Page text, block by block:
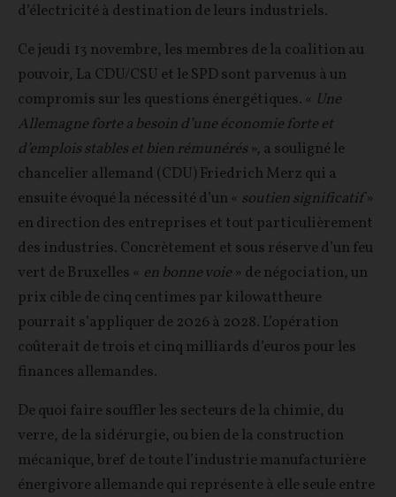
d’électricité à destination de leurs industriels.
Ce jeudi 13 novembre, les membres de la coalition au
pouvoir, La CDU/CSU et le SPD sont parvenus à un
compromis sur les questions énergétiques. « Une
Allemagne forte a besoin d’une économie forte et
d’emplois stables et bien rémunérés », a souligné le
chancelier allemand (CDU) Friedrich Merz qui a
ensuite évoqué la nécessité d’un « soutien significatif»
en direction des entreprises et tout particulièrement
des industries. Concrètement et sous réserve d’un feu
vert de Bruxelles « en bonne voie » de négociation, un
prix cible de cinq centimes par kilowattheure
pourrait s’appliquer de 2026 à 2028. L’opération
coûterait de trois et cinq milliards d’euros pour les
finances allemandes.
De quoi faire souffler les secteurs de la chimie, du
verre, de la sidérurgie, ou bien de la construction
mécanique, bref de toute l’industrie manufacturière
énergivore allemande qui représente à elle seule entre